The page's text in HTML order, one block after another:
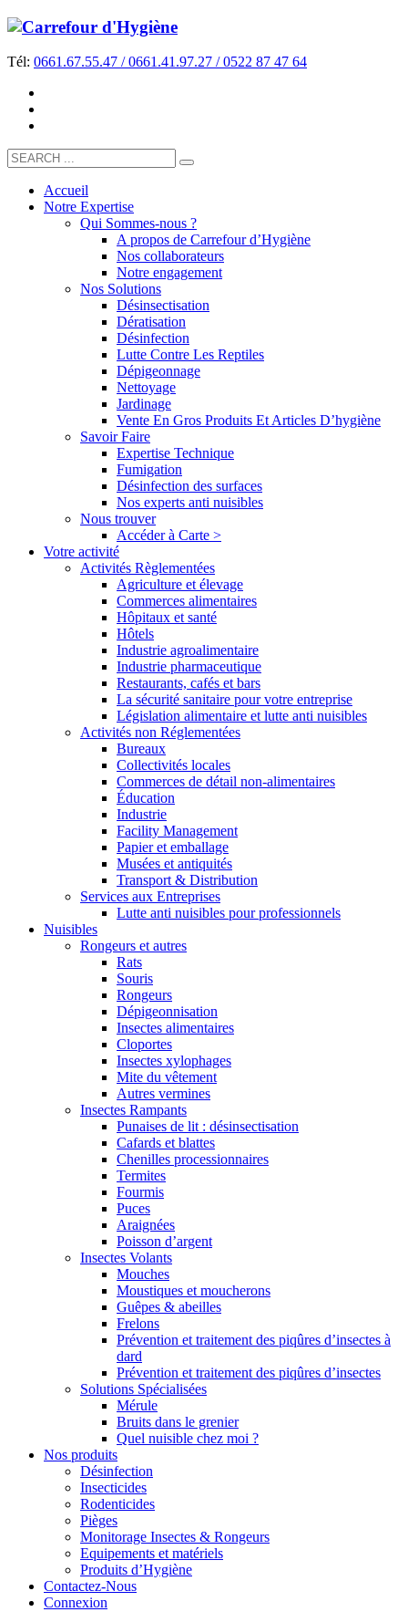
Tél: 0661.67.55.47 / 0661.41.97.27 / 0522 87 47 64
Accueil
Notre Expertise
Qui Sommes-nous ?
A propos de Carrefour d’Hygiène
Nos collaborateurs
Notre engagement
Nos Solutions
Désinsectisation
Dératisation
Désinfection
Lutte Contre Les Reptiles
Dépigeonnage
Nettoyage
Jardinage
Vente En Gros Produits Et Articles D’hygiène
Savoir Faire
Expertise Technique
Fumigation
Désinfection des surfaces
Nos experts anti nuisibles
Nous trouver
Accéder à Carte >
Votre activité
Activités Règlementées
Agriculture et élevage
Commerces alimentaires
Hôpitaux et santé
Hôtels
Industrie agroalimentaire
Industrie pharmaceutique
Restaurants, cafés et bars
La sécurité sanitaire pour votre entreprise
Législation alimentaire et lutte anti nuisibles
Activités non Réglementées
Bureaux
Collectivités locales
Commerces de détail non-alimentaires
Éducation
Industrie
Facility Management
Papier et emballage
Musées et antiquités
Transport & Distribution
Services aux Entreprises
Lutte anti nuisibles pour professionnels
Nuisibles
Rongeurs et autres
Rats
Souris
Rongeurs
Dépigeonnisation
Insectes alimentaires
Cloportes
Insectes xylophages
Mite du vêtement
Autres vermines
Insectes Rampants
Punaises de lit : désinsectisation
Cafards et blattes
Chenilles processionnaires
Termites
Fourmis
Puces
Araignées
Poisson d’argent
Insectes Volants
Mouches
Moustiques et moucherons
Guêpes & abeilles
Frelons
Prévention et traitement des piqûres d’insectes à
dard
Prévention et traitement des piqûres d’insectes
Solutions Spécialisées
Mérule
Bruits dans le grenier
Quel nuisible chez moi ?
Nos produits
Désinfection
Insecticides
Rodenticides
Pièges
Monitorage Insectes & Rongeurs
Equipements et matériels
Produits d’Hygiène
Contactez-Nous
Connexion